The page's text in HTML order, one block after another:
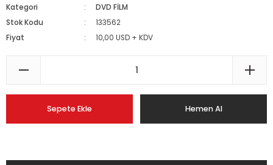
Kategori
DVD FİLM
Stok Kodu
133562
Fiyat
10,00 USD + KDV
Sepete Ekle Hemen Al